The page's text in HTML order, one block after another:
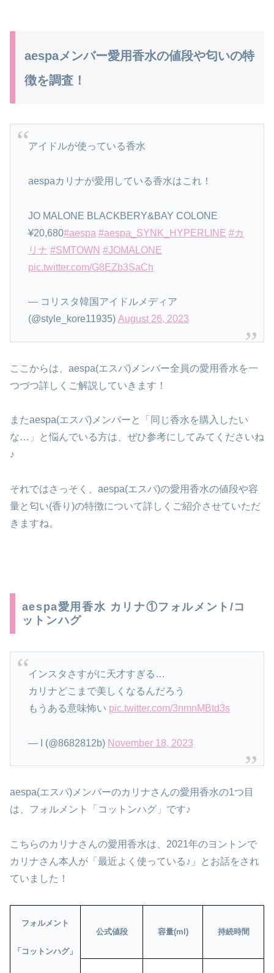
aespaメンバー愛用香水の値段や匂いの特
徴を調査！
アイドルが使っている香水
aespaカリナが愛用している香水はこれ！
JO MALONE BLACKBERY&BAY COLONE
¥20,680#aespa #aespa_SYNK_HYPERLINE #カ
リナ #SMTOWN #JOMALONE
pic.twitter.com/G8EZb3SaCh
— コリスタ韓国アイドルメディア
(@style_kore11935) August 26, 2023
ここからは、aespa(エスパ)メンバー全員の愛用香水を一
つづつ詳しくご解説していきます！
またaespa(エスパ)メンバーと「同じ香水を購入したい
な…」と悩んでいる方は、ぜひ参考にしてみてくださいね
♪
それではさっそく、aespa(エスパ)の愛用香水の値段や容
量と匂い(香り)の特徴について詳しくご紹介させていただ
きますね。
aespa愛用香水 カリナ①フォルメント/コ
ットンハグ
インスタさすがに天才すぎる…
カリナどこまで美しくなるんだろう
もうある意味怖い pic.twitter.com/3nmnMBtd3s
— I (@8682812b) November 18, 2023
aespa(エスパ)メンバーのカリナさんの愛用香水の1つ目
は、フォルメント「コットンハグ」です♪
こちらのカリナさんの愛用香水は、2021年のヨントンで
カリナさん本人が「最近よく使っている♪」とお話をされ
ていました！
フォルメント
「コットンハグ」
公式値段 容量(ml) 持続時間